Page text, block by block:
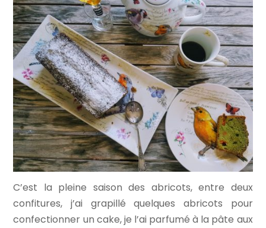
C’est la pleine saison des abricots, entre deux
confitures, j’ai grapillé quelques abricots pour
confectionner un cake, je l’ai parfumé à la pâte aux